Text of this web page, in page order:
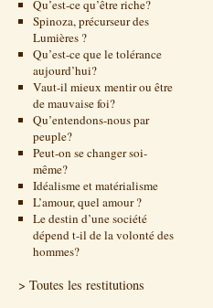
Qu’est-ce qu’être riche?
Spinoza, précurseur des
Lumières ?
Qu’est-ce que le tolérance
aujourd’hui?
Vaut-il mieux mentir ou être
de mauvaise foi?
Qu’entendons-nous par
peuple?
Peut-on se changer soi-
même?
Idéalisme et matérialisme
L’amour, quel amour ?
Le destin d’une société
dépend t-il de la volonté des
hommes?
> Toutes les restitutions